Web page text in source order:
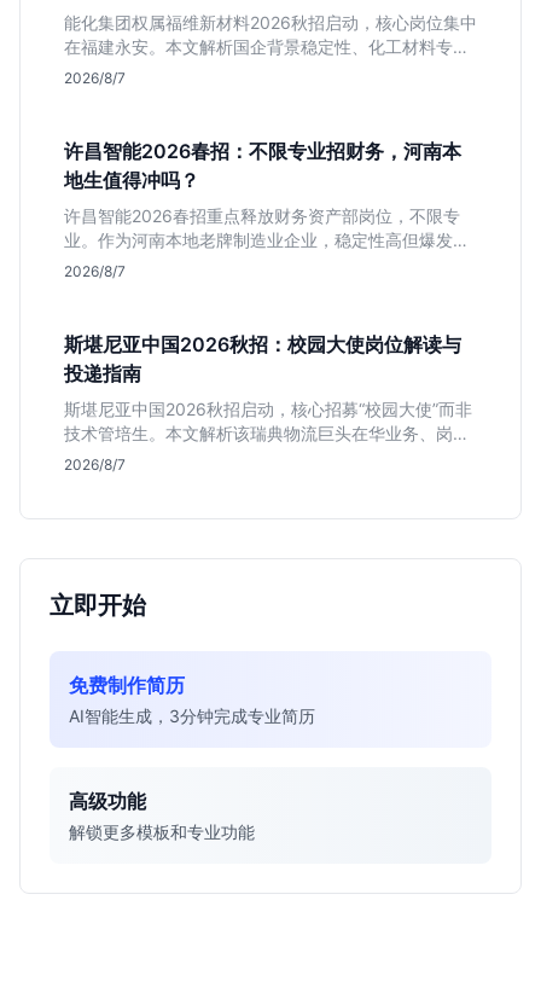
能化集团权属福维新材料2026秋招启动，核心岗位集中
在福建永安。本文解析国企背景稳定性、化工材料专业
匹配度及工作地点限制，助理工科生判断是否值得投
2026/8/7
许昌智能2026春招：不限专业招财务，河南本
地生值得冲吗？
许昌智能2026春招重点释放财务资产部岗位，不限专
业。作为河南本地老牌制造业企业，稳定性高但爆发涨
薪机会少。适合想在本地积累工业场景经验的应届生。
2026/8/7
斯堪尼亚中国2026秋招：校园大使岗位解读与
投递指南
斯堪尼亚中国2026秋招启动，核心招募“校园大使”而非
技术管培生。本文解析该瑞典物流巨头在华业务、岗位
真实职责及不限专业背后的竞争逻辑，助你判断是否值
2026/8/7
立即开始
免费制作简历
AI智能生成，3分钟完成专业简历
高级功能
解锁更多模板和专业功能